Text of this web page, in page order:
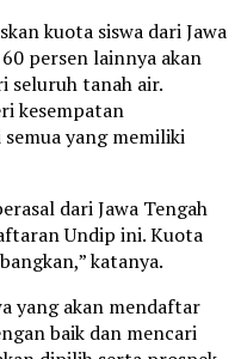
kuota siswa dari Jawa
persen lainnya akan
seluruh tanah air.
kesempatan
yang memiliki
dari Jawa Tengah
Undip ini. Kuota
katanya.
yang akan mendaftar
baik dan mencari